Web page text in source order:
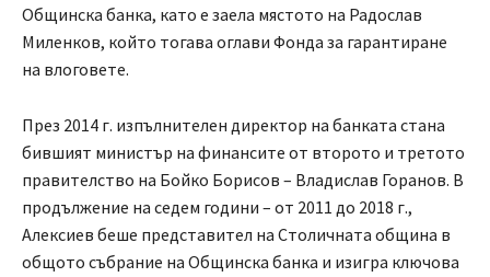
Общинска банка, като е заела мястото на Радослав
Миленков, който тогава оглави Фонда за гарантиране
на влоговете.
През 2014 г. изпълнителен директор на банката стана
бившият министър на финансите от второто и третото
правителство на Бойко Борисов – Владислав Горанов. В
продължение на седем години – от 2011 до 2018 г.,
Алексиев беше представител на Столичната община в
общото събрание на Общинска банка и изигра ключова